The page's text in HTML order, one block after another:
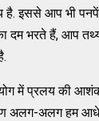
इससे आप भी
दम भरते हैं, आप
में प्रलय की
अलग-अलग हम